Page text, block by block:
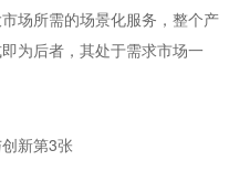
场所需的场景化服务，整个产
为后者，其处于需求市场一